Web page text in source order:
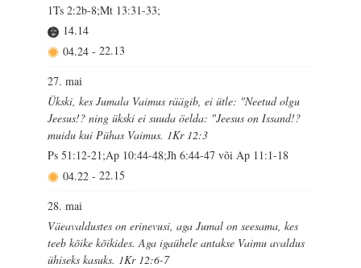
1Ts 2:2b-8;Mt 13:31-33;
14.14
04.24 - 22.13
27. mai
Ükski, kes Jumala Vaimus räägib, ei ütle: "Neetud olgu
Jeesus!? ning ükski ei suuda öelda: "Jeesus on Issand!?
muidu kui Pühas Vaimus. 1Kr 12:3
Ps 51:12-21;Ap 10:44-48;Jh 6:44-47 või Ap 11:1-18
04.22 - 22.15
28. mai
Väeavaldustes on erinevusi, aga Jumal on seesama, kes
teeb kõike kõikides. Aga igaühele antakse Vaimu avaldus
ühiseks kasuks. 1Kr 12:6-7